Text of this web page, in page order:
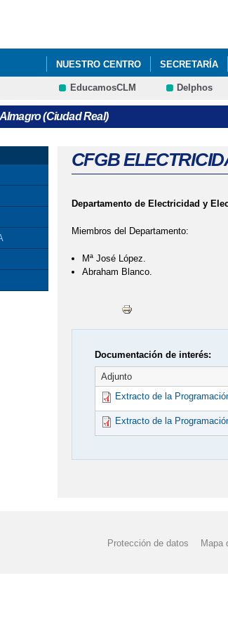
NUESTRO CENTRO SECRETARÍA
ENSEÑANZAS COFINANCIADAS CON
NUEVAS METODOLOGÍAS EN EL
EL ERASMUS+ DEL CLAVERO EN
EducamosCLM Delphos
(Ciudad Real)
CFGB
Departamento de Electricidad y
Miembros del Departamento:
Mª José López.
Abraham Blanco.
Documentación de interés:
Adjunto
Extracto de la
Extracto de la
Protección de datos Mapa